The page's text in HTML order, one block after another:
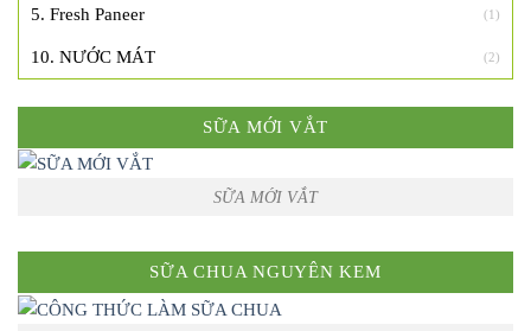
5. Fresh Paneer (1)
10. NƯỚC MÁT (2)
SỮA MỚI VẮT
SỮA MỚI VẮT
SỮA CHUA NGUYÊN KEM